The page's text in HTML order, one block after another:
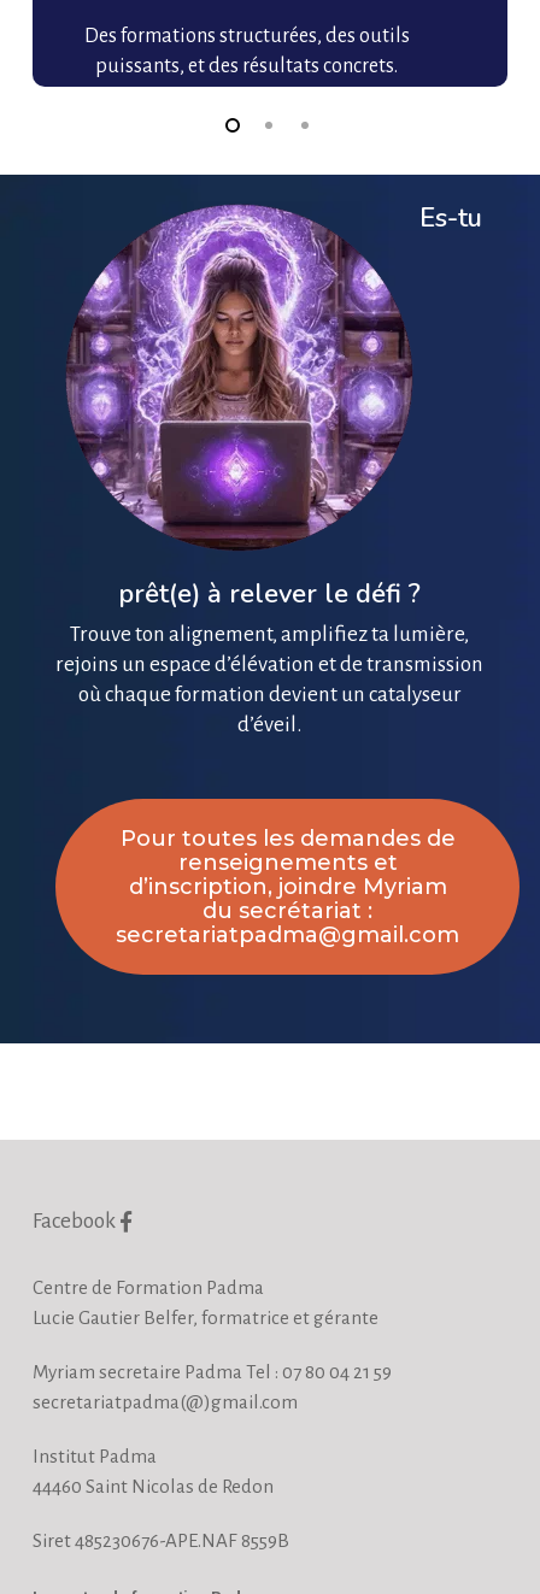
Des formations structurées, des outils
puissants, et des résultats concrets.
Es-tu
prêt(e) à relever le défi ?
Trouve ton alignement, amplifiez ta lumière,
rejoins un espace d’élévation et de transmission
où chaque formation devient un catalyseur
d’éveil.
Pour toutes les demandes de
renseignements et
d’inscription, joindre Myriam
du secrétariat :
secretariatpadma@gmail.com
Facebook
Centre de Formation Padma
Lucie Gautier Belfer, formatrice et gérante
Myriam secretaire Padma Tel : 07 80 04 21 59
secretariatpadma(@)gmail.com
Institut Padma
44460 Saint Nicolas de Redon
Siret 485230676-APE.NAF 8559B